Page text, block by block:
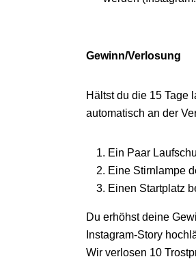
Gewinn/Verlosung
Hältst du die 15 Tage
automatisch an der
Ein Paar
Eine Stirnlampe
Einen Startplatz
Du erhöhst deine
Instagram-Story
Wir verlosen 10